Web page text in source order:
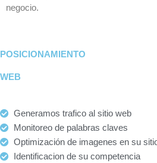
negocio.
POSICIONAMIENTO
WEB
Generamos trafico al sitio web
Monitoreo de palabras claves
Optimización de imagenes en su
Identificacion de su competencia